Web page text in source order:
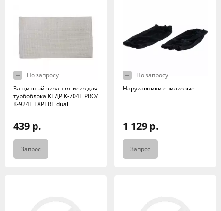
По запросу
Защитный экран от искр для
турбоблока КЕДР К-704Т PRO/
К-924T EXPERT dual
439 р.
Запрос
По запросу
Нарукавники спилковые
1 129 р.
Запрос